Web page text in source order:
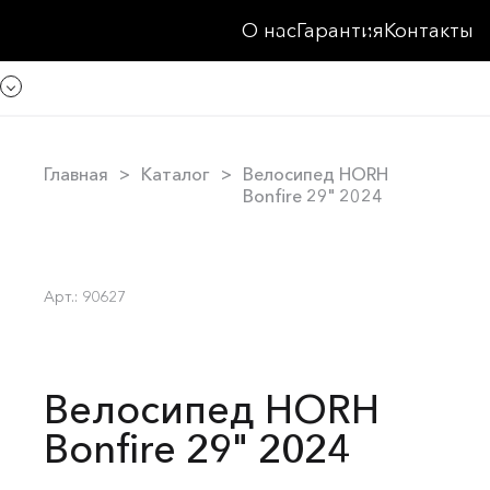
О насГарантияКонтакты
Главная Каталог
Велосипед HORH
Bonfire 29" 2024
Арт.: 90627
Велосипед HORH
Bonfire 29" 2024